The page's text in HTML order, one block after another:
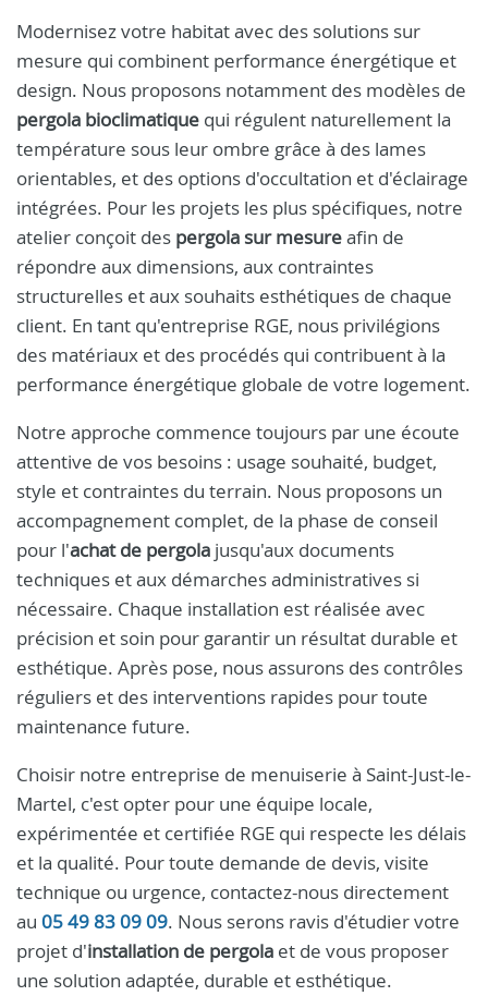
Modernisez votre habitat avec des solutions sur
mesure qui combinent performance énergétique et
design. Nous proposons notamment des modèles de
pergola bioclimatique qui régulent naturellement la
température sous leur ombre grâce à des lames
orientables, et des options d'occultation et d'éclairage
intégrées. Pour les projets les plus spécifiques, notre
atelier conçoit des pergola sur mesureafin de
répondre aux dimensions, aux contraintes
structurelles et aux souhaits esthétiques de chaque
client. En tant qu'entreprise RGE, nous privilégions
des matériaux et des procédés qui contribuent à la
performance énergétique globale de votre logement.
Notre approche commence toujours par une écoute
attentive de vos besoins : usage souhaité, budget,
style et contraintes du terrain. Nous proposons un
accompagnement complet, de la phase de conseil
pour l'achat de pergola jusqu'aux documents
techniques et aux démarches administratives si
nécessaire. Chaque installation est réalisée avec
précision et soin pour garantir un résultat durable et
esthétique. Après pose, nous assurons des contrôles
réguliers et des interventions rapides pour toute
maintenance future.
Choisir notre entreprise de menuiserie à Saint-Just-le-
Martel, c'est opter pour une équipe locale,
expérimentée et certifiée RGE qui respecte les délais
et la qualité. Pour toute demande de devis, visite
technique ou urgence, contactez-nous directement
au 05 49 83 09 09. Nous serons ravis d'étudier votre
projet d'installation de pergola et de vous proposer
une solution adaptée, durable et esthétique.